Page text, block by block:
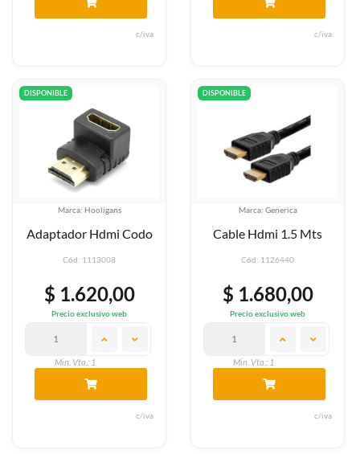
c/iva c/iva
DISPONIBLE
Marca: Hooligans
Adaptador Hdmi Codo
Cód: 1113008
$ 1.620,00
Precio exclusivo web
Min. Vta.: 1
c/iva
DISPONIBLE
Marca: Generica
Cable Hdmi 1.5 Mts
Cód: 1126440
$ 1.680,00
Precio exclusivo web
Min. Vta.: 1
c/iva